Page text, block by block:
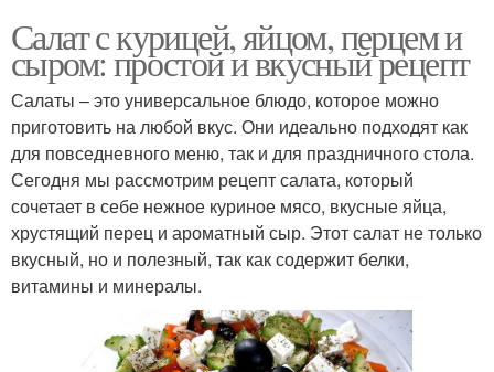
Салат с курицей, яйцом, перцем и
сыром: простой и вкусный рецепт
Салаты – это универсальное блюдо, которое можно
приготовить на любой вкус. Они идеально подходят как
для повседневного меню, так и для праздничного стола.
Сегодня мы рассмотрим рецепт салата, который
сочетает в себе нежное куриное мясо, вкусные яйца,
хрустящий перец и ароматный сыр. Этот салат не только
вкусный, но и полезный, так как содержит белки,
витамины и минералы.